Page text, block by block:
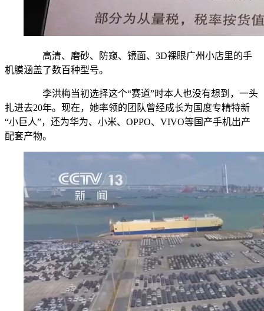
高清、磨砂、防窥、镜面、3D裸眼广州小店里的手
机膜涵盖了数百种型号。
李洪梅当初选择这个“赛道”时本人也没有想到，一头
扎进去20年。现在，她率领的团队曾经成长为国度专精特新
“小巨人”，还为华为、小米、OPPO、VIVO等国产手机出产
配套产物。